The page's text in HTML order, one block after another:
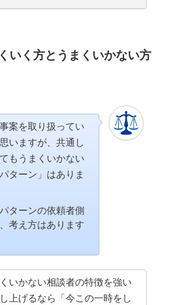
いく方とうまくいかない方
案を取り扱ってい
いますが、共通し
もうまくいかない
ターン」はありま
ターンの依頼者側
考え方はあります
いかない相談者の特徴を強い
上げるなら「今この一時をし